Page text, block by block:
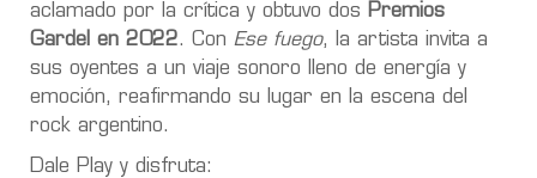
aclamado por la crítica y obtuvo dos Premios
Gardel en 2022. Con Ese fuego, la artista invita a
sus oyentes a un viaje sonoro lleno de energía y
emoción, reafirmando su lugar en la escena del
rock argentino.
Dale Play y disfruta: